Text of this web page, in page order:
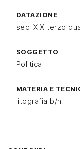
DATAZIONE
sec. XIX terzo
SOGGETTO
Politica
MATERIA E
litografia b/n